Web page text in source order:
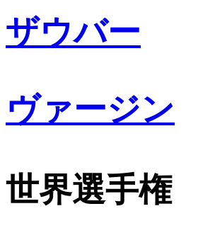
ザウバー
ヴァージン
世界選手権